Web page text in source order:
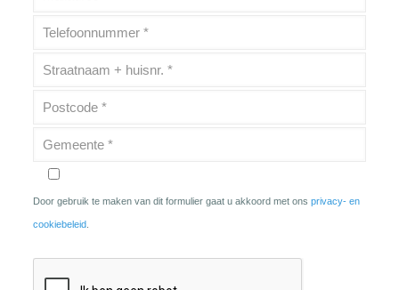
Door gebruik te maken van dit formulier gaat u akkoord met ons privacy- en
cookiebeleid.